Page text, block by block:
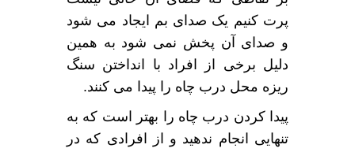
پرت کنیم یک صدای بم ایجاد می شود
و صدای آن پخش نمی شود به همین
دلیل برخی از افراد با انداختن سنگ
ریزه محل درب چاه را پیدا می کنند.
پیدا کردن درب چاه را بهتر است که به
تنهایی انجام ندهید و از افرادی که در